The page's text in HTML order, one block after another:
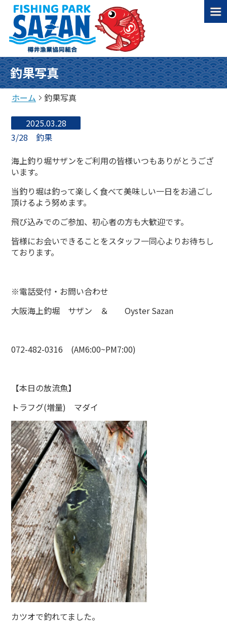
釣果写真
ホーム 釣果写真
2025.03.28
3/28 釣果
海上釣り堀サザンをご利用の皆様いつもありがとうござ
います。
当釣り堀は釣って楽しく食べて美味しい一日をお過ごし
頂けるよう努めます。
飛び込みでのご参加、初心者の方も大歓迎です。
皆様にお会いできることをスタッフ一同心よりお待ちし
ております。
※電話受付・お問い合わせ
大阪海上釣堀 サザン ＆ Oyster Sazan
072-482-0316 (AM6:00~PM7:00)
【本日の放流魚】
トラフグ(増量) マダイ
カツオで釣れてました。